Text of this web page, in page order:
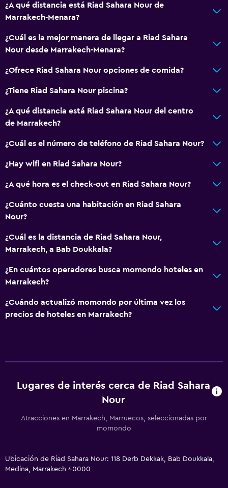
¿A qué distancia está Riad Sahara Nour de
Marrakech-Menara?
¿Cuál es la mejor manera de llegar a Riad Sahara
Nour desde Marrakech-Menara?
¿Ofrece Riad Sahara Nour opciones de comida?
¿Tiene Riad Sahara Nour piscina?
¿A qué distancia está Riad Sahara Nour del centro
de Marrakech?
¿Cuál es el número de teléfono de Riad Sahara Nour?
¿Hay wifi en Riad Sahara Nour?
¿A qué hora es el check-out en Riad Sahara Nour?
¿Cuánto cuesta una habitación en Riad Sahara
Nour?
¿Cuál es la distancia de Riad Sahara Nour,
Marrakech, a Bab Doukkala?
¿En cuántos operadores busca momondo hoteles en
Marrakech?
¿Cuándo actualizó momondo por última vez los
precios de hoteles en Marrakech?
Lugares de interés cerca de Riad Sahara
Nour
Atracciones en Marrakech, Marruecos, seleccionadas por
momondo
Ubicación de Riad Sahara Nour: 118 Derb Dekkak, Bab Doukkala,
Medina, Marrakech 40000